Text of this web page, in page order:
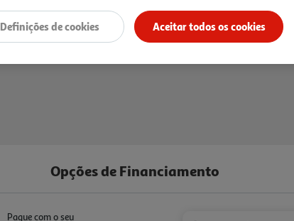
dimensões de
formato prático para
Entrega estimada entre
Opções de Financiamento
Pague com o seu
Aceitar todos os cookies
Definições de cookies